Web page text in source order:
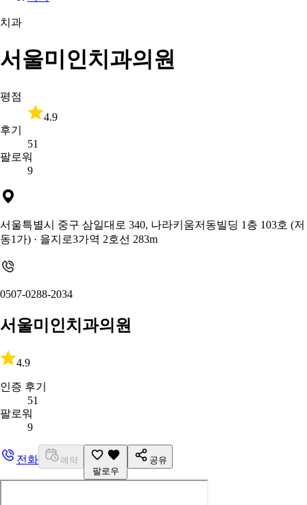
치과
서울미인치과의원
평점
4.9
후기
51
팔로워
9
서울특별시 중구 삼일대로 340, 나라키움저동빌딩 1층 103호 (저
동1가) · 을지로3가역 2호선 283m
0507-0288-2034
서울미인치과의원
4.9
인증 후기
51
팔로워
9
전화
예약
팔로우
공유